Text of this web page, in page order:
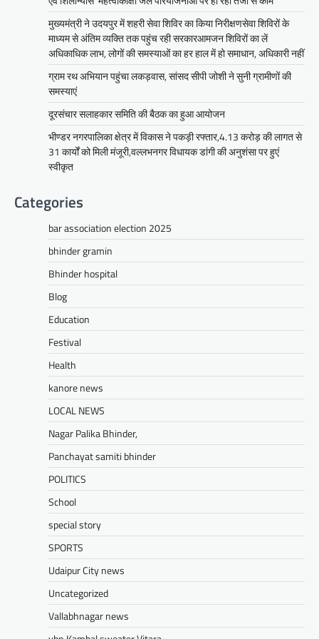
मुख्यमंत्री ने उदयपुर में शहरी सेवा शिविर का किया निरीक्षणसेवा शिविरों के
माध्यम से अंतिम व्यक्ति तक पहुंच रही सरकारआमजन शिविरों का लें
अधिकाधिक लाभ, लोगों की समस्याओं का हर हाल में हो समाधान, अधिकारी नहीं
ग्राम रथ अभियान पहुंचा लकड़वास, सांसद सीपी जोशी ने सुनी ग्रामीणों की
समस्याएं
दूरसंचार सलाहकार समिति की बैठक का हुआ आयोजन
भीण्डर नगरपालिका क्षेत्र में विकास ने पकड़ी रफ्तार,4.13 करोड़ की लागत से
31 कार्यों को मिली मंजूरी,वल्लभनगर विधायक डांगी की अनुशंसा पर हुएं
स्वीकृत
Categories
bar association election 2025
bhinder gramin
Bhinder hospital
Blog
Education
Festival
Health
kanore news
LOCAL NEWS
Nagar Palika Bhinder,
Panchayat samiti bhinder
POLITICS
School
special story
SPORTS
Udaipur City news
Uncategorized
Vallabhnagar news
उदयपुर जयपुर 17 जून। मुख्यमंत्री भजनलाल शर्मा ने
बुधवार को उदयपुर प्रवास के दौरान उदयपुर विकास
प्राधिकरण में आयोजित शहरी…
Facebook
EmailWhatsApp
Reddit
X
Share
सीपी जोशी
ग्राम रथ अभियान पहुंचा लकड़वास, सांसद
अंतिम पायदान पर बैठे व्यक्ति तक योजनाओं का लाभ
पहुंचाने और उसे मुख्यधारा…
Facebook
EmailWhatsApp
Reddit
X
Share
UDAIPUR CITY NEWS
हुआ आयोजन
Mewari Khabar April 22, 2026
मेवाड़ी खबर@उदयपुर।दूर संचार सलाहकार समिति की
बैठक बुधवार को भारत संचार निगम लिमिटेड बीएसएनएल
के सभागार में सांसद उदयपुर डॉ.…
Facebook
EmailWhatsApp
Reddit
X
Share
मुख्यमंत्री का उदयपुर दौरा’मुख्यमंत्री
भजनलाल शर्मा ने उदयपुर जिले को दी
विभिन्न विकास कार्यों की सौगातें’’421
करोड़ रुपये के कार्यों का किया लोकार्पण एवं